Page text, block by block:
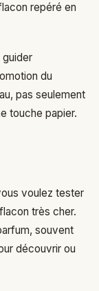
repéré en
guider
du
pas seulement
touche papier.
voulez tester
très cher.
souvent
découvrir ou